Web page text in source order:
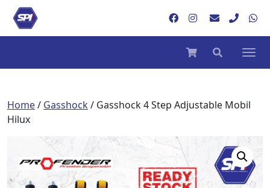
Home/ Gasshock/ Gasshock 4 Step Adjustable Mobil
Hilux